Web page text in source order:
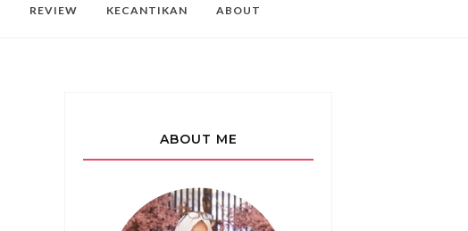
REVIEW KECANTIKAN ABOUT
ABOUT ME